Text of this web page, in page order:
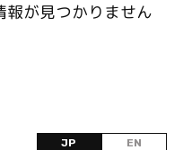
が見つかりません
JP EN